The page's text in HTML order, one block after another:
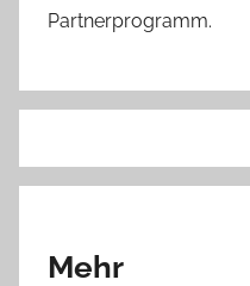
Partnerprogramm.
Mehr